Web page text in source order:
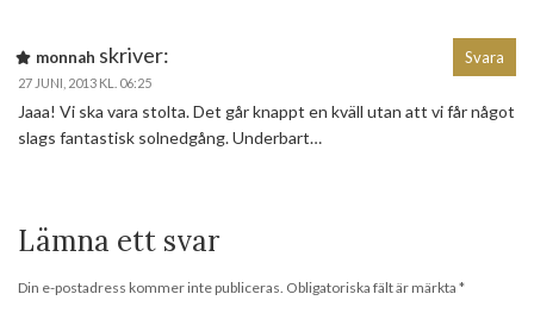
monnah skriver:
27 JUNI, 2013 KL. 06:25
Jaaa! Vi ska vara stolta. Det går knappt en kväll utan att vi får något
slags fantastisk solnedgång. Underbart…
Svara
Lämna ett svar
Din e-postadress kommer inte publiceras. Obligatoriska fält är märkta *